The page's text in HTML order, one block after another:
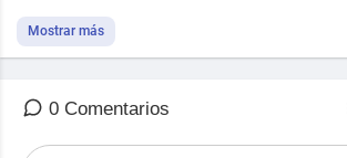
🟡¿Quieres descargar GRATIS el pdf
del juego? Suscrñíbete a nuestra web
alidad (te das de baja cuendo desees
ps://brossahleyton.com/
Mostrar más
0 Comentarios